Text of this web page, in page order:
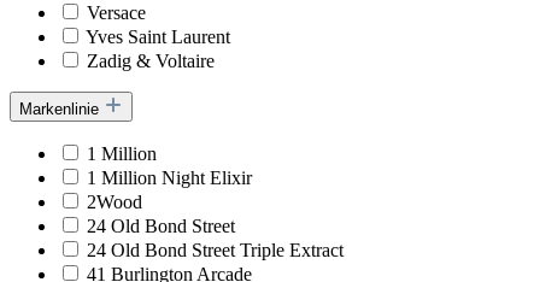
Versace
Yves Saint Laurent
Zadig & Voltaire
Markenlinie
1 Million
1 Million Night Elixir
2Wood
24 Old Bond Street
24 Old Bond Street Triple Extract
41 Burlington Arcade